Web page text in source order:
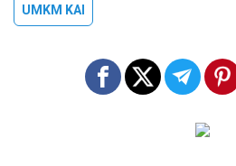
UMKM KAI